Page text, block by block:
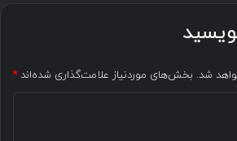
شد. بخش‌های موردنیاز علامت‌گذاری شده‌اند*